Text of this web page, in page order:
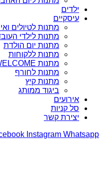
ילדים
עיסקיים
מתנות לטיולים
מתנות לילדי
מתנות יום הולדת
מתנות ללקוחות
מתנות WELCOME לעובדים
מתנות לחורף
מתנות קיץ
ביגוד ממותג
אירועים
סל קניות
יצירת קשר
Instagram Whatsapp